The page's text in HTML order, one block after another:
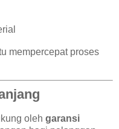
mempercepat proses
oleh garansi